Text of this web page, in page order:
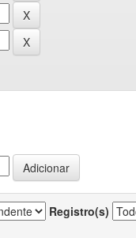
Registro(s)